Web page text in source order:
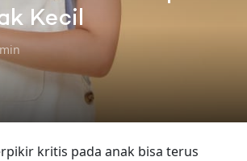
Kecil
kritis pada anak bisa terus